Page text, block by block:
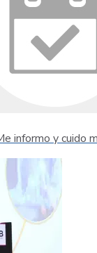
informo y cuido